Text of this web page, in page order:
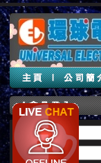
帳號 :
密碼 :